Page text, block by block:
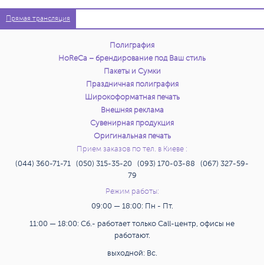
Прямая трансляция
Полиграфия
HoReCa – брендирование под Ваш стиль
Пакеты и Сумки
Праздничная полиграфия
Широкоформатная печать
Внешняя реклама
Сувенирная продукция
Оригинальная печать
Прием заказов по тел. в Киеве :
(044) 360-71-71 (050) 315-35-20 (093) 170-03-88 (067) 327-59-
79
Режим работы:
09:00 — 18:00: Пн - Пт.
11:00 — 18:00: Сб.- работает только Call-центр, офисы не
работают.
выходной: Вс.